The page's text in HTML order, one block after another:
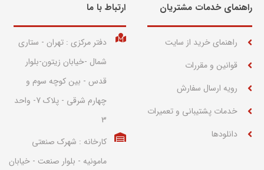
راهنمای خدمات مشتریان
راهنمای خرید از سایت
قوانین و مقررات
رویه ارسال سفارش
خدمات پشتیبانی و تعمیرات
دانلودها
ارتباط با ما​
دفتر مرکزی : تهران - ستاری
شمال -خیابان زیتون-بلوار
قدس - بین کوچه سوم و
چهارم شرقی - پلاک 7- واحد
3
کارخانه : شهرک صنعتی
مامونیه - بلوار صنعت - خیابان